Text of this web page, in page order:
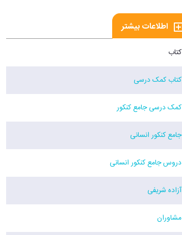
اطلاعات بیشتر
کتاب
کتاب کمک درسی
کمک درسی جامع کنکور
جامع کنکور انسانی
دروس جامع کنکور انسانی
آزاده شریفی
مشاوران